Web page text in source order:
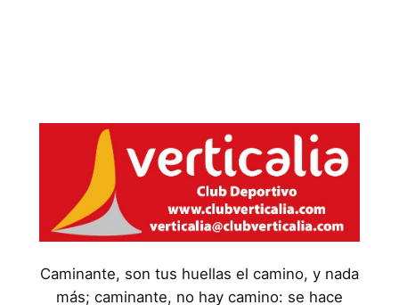
Caminante, son tus huellas el camino, y nada
más; caminante, no hay camino: se hace